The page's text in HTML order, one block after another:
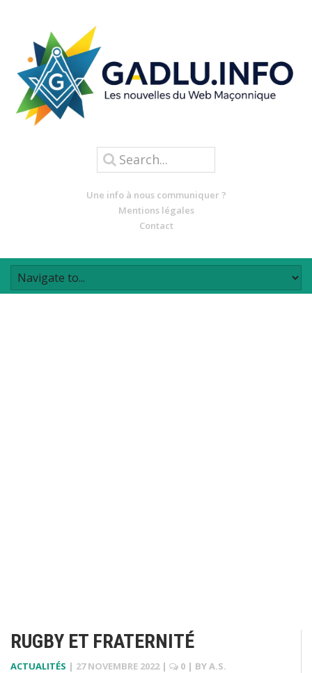
Une info à nous communiquer ?
Mentions légales
Contact
RUGBY ET FRATERNITÉ
ACTUALITÉS | 27 NOVEMBRE 2022 | 0 | BYA.S.